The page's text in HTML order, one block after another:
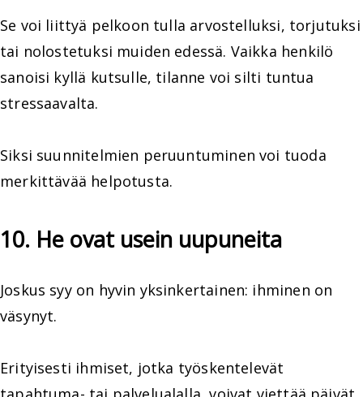
Se voi liittyä pelkoon tulla arvostelluksi, torjutuksi
tai nolostetuksi muiden edessä. Vaikka henkilö
sanoisi kyllä kutsulle, tilanne voi silti tuntua
stressaavalta.
Siksi suunnitelmien peruuntuminen voi tuoda
merkittävää helpotusta.
10. He ovat usein uupuneita
Joskus syy on hyvin yksinkertainen: ihminen on
väsynyt.
Erityisesti ihmiset, jotka työskentelevät